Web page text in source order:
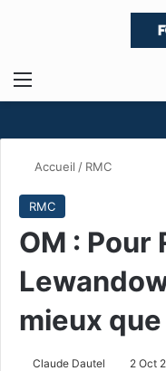
Menu
Accueil / RMC
RMC
OM : Pour
mieux
Claude Dautel 2 Oct